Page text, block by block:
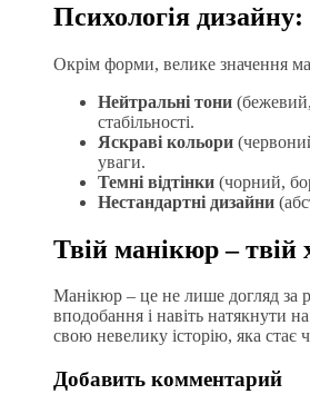
Психологія
Окрім форми, велике значення
Нейтральні тони
стабільності.
Яскраві кольори
уваги.
Темні відтінки (чорний,
Нестандартні дизайни
Твій манікюр – твій
Манікюр – це не лише догляд за
вподобання і навіть натякнути
свою невелику історію, яка стає
Добавить комментарий